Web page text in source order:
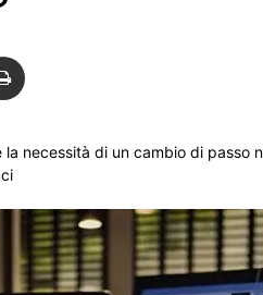
la necessità di un cambio di passo